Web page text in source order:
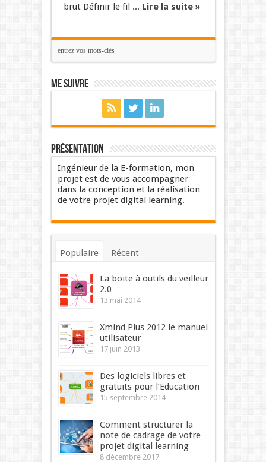
brut Définir le fil ... Lire la suite »
Me suivre
Présentation
Ingénieur de la E-formation, mon
projet est de vous accompagner
dans la conception et la réalisation
de votre projet digital learning.
Populaire Récent
Commentaires Mots-clés
La boite à outils du veilleur
2.0
13 mai 2014
Xmind Plus 2012 le manuel
utilisateur
17 juin 2013
Des logiciels libres et
gratuits pour l’Education
15 septembre 2014
Comment structurer la
note de cadrage de votre
projet digital learning
8 décembre 2017